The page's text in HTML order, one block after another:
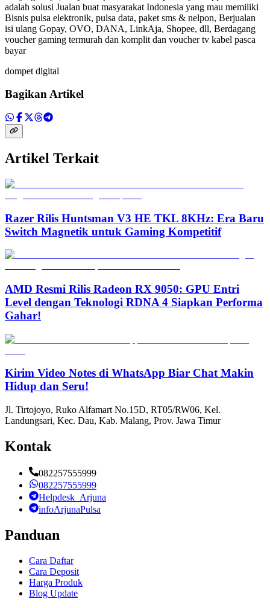
adalah solusi Jualan buat masyarakat Indonesia yang mau memiliki
Bisnis pulsa elektronik, pulsa data, paket sms & nelpon, Berjualan
isi ulang Gopay, OVO, DANA, LinkAja, Shopee, dll, Berdagang
voucher gaming termurah dan komplit dan voucher tv kabel pasca
bayar
dompet digital
Bagikan Artikel
Artikel Terkait
Razer Rilis Huntsman V3 HE TKL 8KHz: Era Baru
Switch Magnetik untuk Gaming Kompetitif
AMD Resmi Rilis Radeon RX 9050: GPU Entri
Level dengan Teknologi RDNA 4 Siapkan Performa
Gahar!
Kirim Video Notes di WhatsApp Biar Chat Makin
Hidup dan Seru!
Jl. Tirtojoyo, Ruko Alfamart No.15D, RT05/RW06, Kel.
Landungsari, Kec. Dau, Kab. Malang, Prov. Jawa Timur
Kontak
082257555999
082257555999
Helpdesk_Arjuna
infoArjunaPulsa
Panduan
Cara Daftar
Cara Deposit
Harga Produk
Blog Update